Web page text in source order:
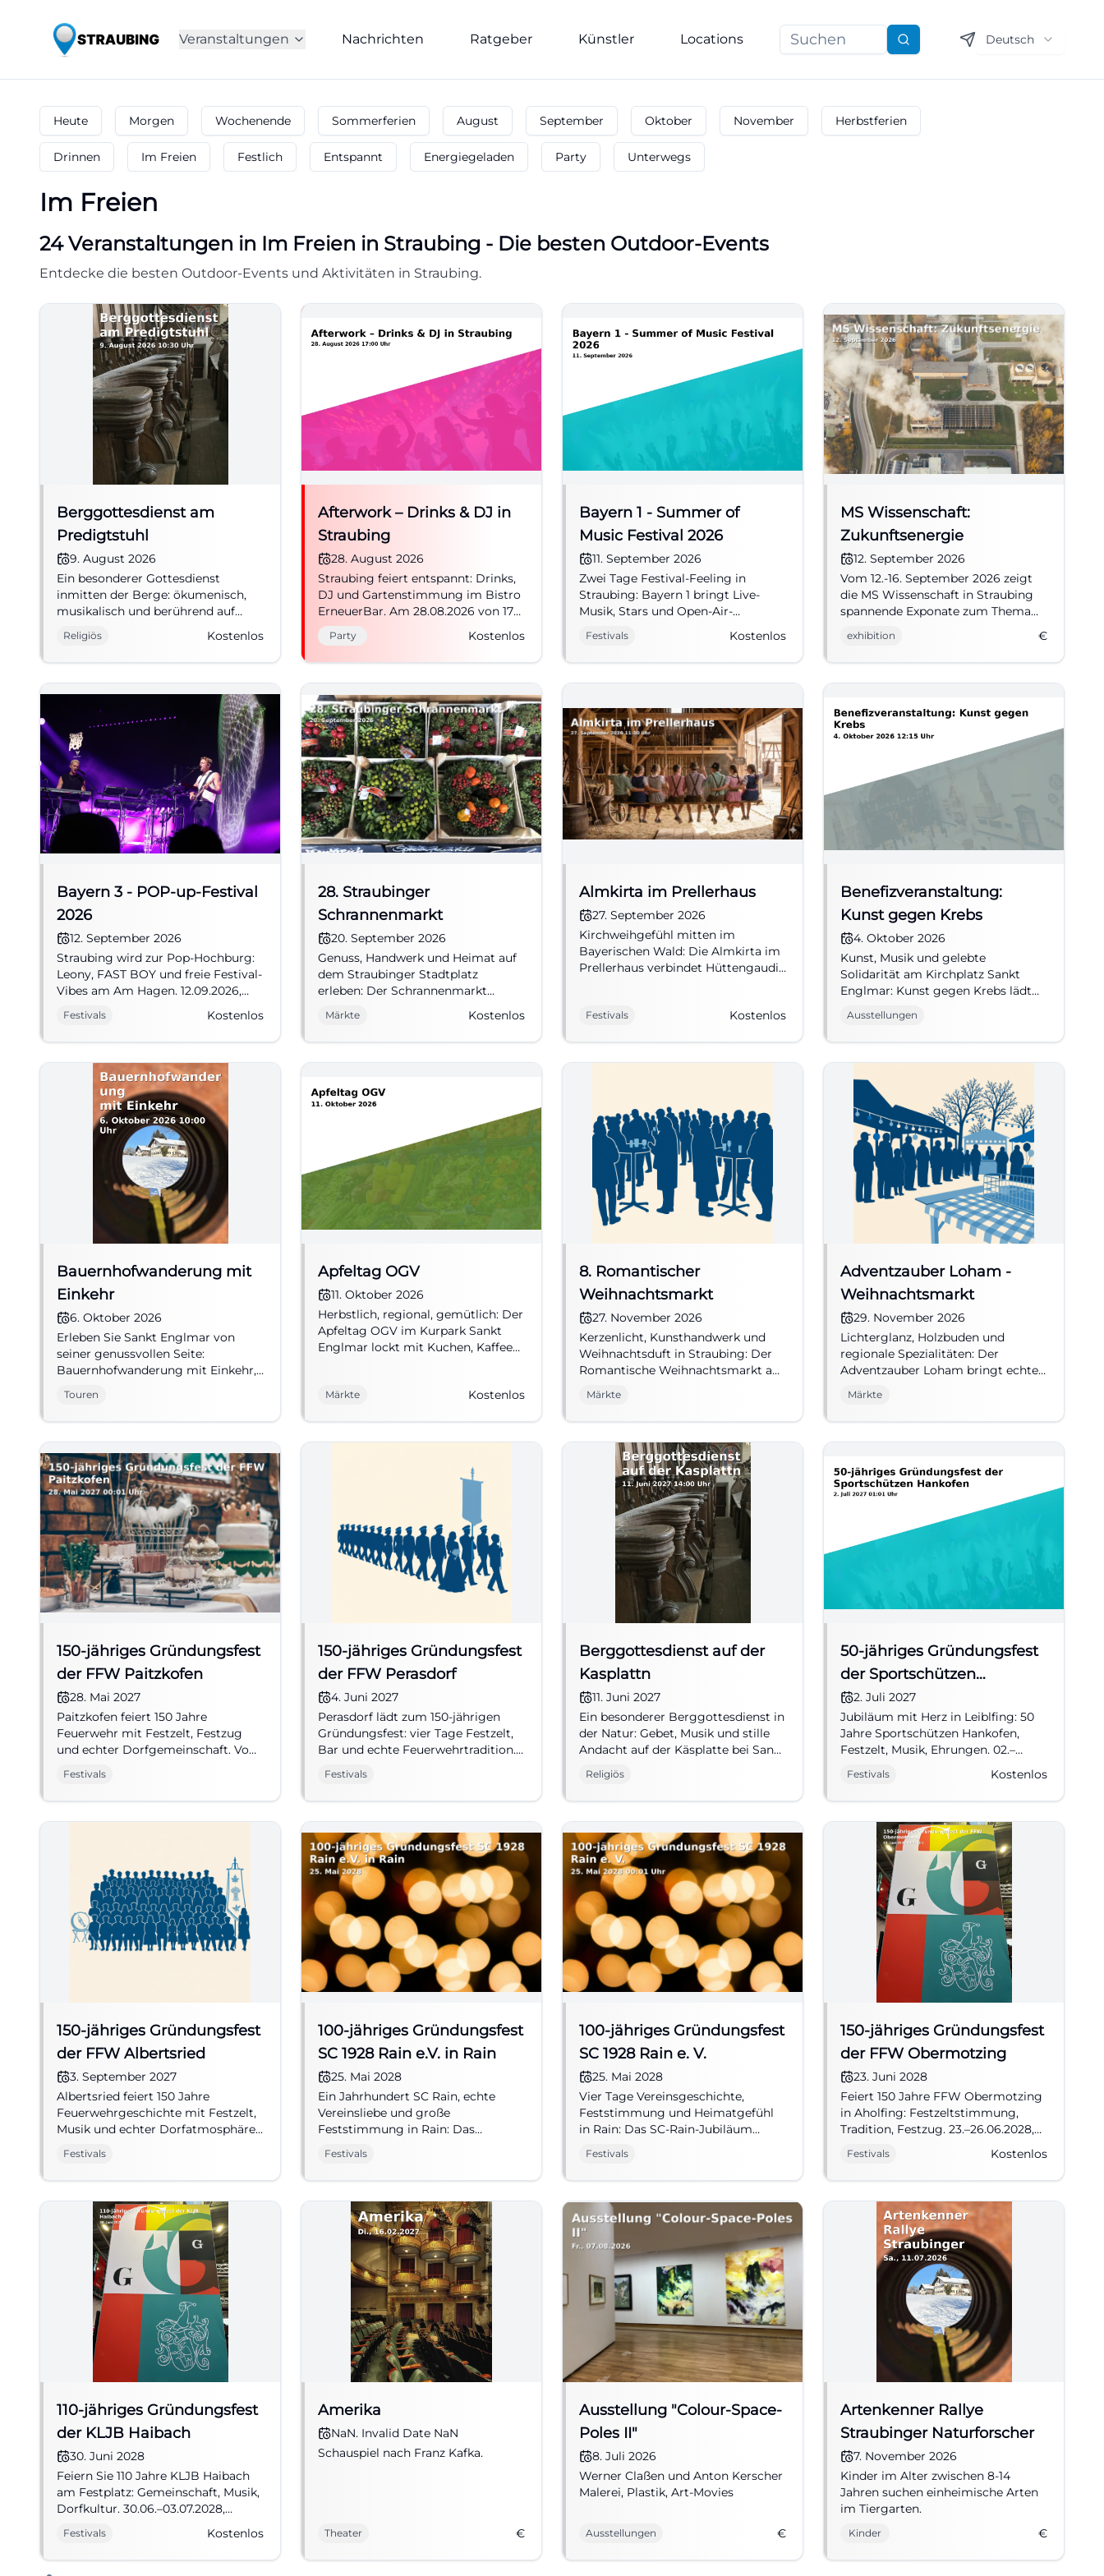
Veranstaltungen Nachrichten Ratgeber Künstler Locations Suchen Deutsch
Heute Morgen Wochenende Sommerferien August September Oktober November Herbstferien
Drinnen Im Freien Festlich Entspannt Energiegeladen Party Unterwegs
Im Freien
24 Veranstaltungen in Im Freien in Straubing - Die besten Outdoor-Events
Entdecke die besten Outdoor-Events und Aktivitäten in Straubing.
Berggottesdienst am
Predigtstuhl
9. August 2026
Ein besonderer Gottesdienst
inmitten der Berge: ökumenisch,
musikalisch und berührend auf
Eintritt frei. #GlaubeInDenBergen
Religiös Kostenlos
Afterwork – Drinks & DJ in
Straubing
28. August 2026
Straubing feiert entspannt: Drinks,
DJ und Gartenstimmung im Bistro
ErneuerBar. Am 28.08.2026 von 17
bis 20 Uhr, Eintritt frei. #Afterwork
Party Kostenlos
Bayern 1 - Summer of
Music Festival 2026
11. September 2026
Zwei Tage Festival-Feeling in
Straubing: Bayern 1 bringt Live-
Musik, Stars und Open-Air-
12.09.2026, Eintritt frei. #Straubing
#Festival
Festivals Kostenlos
MS Wissenschaft:
Zukunftsenergie
12. September 2026
Vom 12.-16. September 2026 zeigt
die MS Wissenschaft in Straubing
spannende Exponate zum Thema
frei!
exhibition €
Bayern 3 - POP-up-Festival
2026
12. September 2026
Straubing wird zur Pop-Hochburg:
Leony, FAST BOY und freie Festival-
Vibes am Am Hagen. 12.09.2026,
#Festival
Festivals Kostenlos
28. Straubinger
Schrannenmarkt
20. September 2026
Genuss, Handwerk und Heimat auf
dem Straubinger Stadtplatz
erleben: Der Schrannenmarkt
bringt regionale Spezialitäten und
Direktvermarkter zusammen.
Eintritt frei. #Straubing #Marktliebe
Märkte Kostenlos
Almkirta im Prellerhaus
27. September 2026
Kirchweihgefühl mitten im
Bayerischen Wald: Die Almkirta im
Prellerhaus verbindet Hüttengaudi,
Festivals Kostenlos
Benefizveranstaltung:
Kunst gegen Krebs
4. Oktober 2026
Kunst, Musik und gelebte
Solidarität am Kirchplatz Sankt
Englmar: Kunst gegen Krebs lädt
bewegenden Benefiztag ein.
#KulturMitHerz
Ausstellungen
Bauernhofwanderung mit
Einkehr
6. Oktober 2026
Erleben Sie Sankt Englmar von
seiner genussvollen Seite:
Bauernhofwanderung mit Einkehr,
Heimatmomente. 06.10.2026.
#BayerischerWald
Touren
Apfeltag OGV
11. Oktober 2026
Herbstlich, regional, gemütlich: Der
Apfeltag OGV im Kurpark Sankt
Englmar lockt mit Kuchen, Kaffee
#BayerischerWald
Märkte Kostenlos
8. Romantischer
Weihnachtsmarkt
27. November 2026
Kerzenlicht, Kunsthandwerk und
Weihnachtsduft in Straubing: Der
Romantische Weihnachtsmarkt am
Adventsmomenten ein. #Straubing
#Weihnachtsmarkt
Märkte
Adventzauber Loham -
Weihnachtsmarkt
29. November 2026
Lichterglanz, Holzbuden und
regionale Spezialitäten: Der
Adventzauber Loham bringt echte
Mariaposching. #Weihnachtsmarkt
#Advent
Märkte
150-jähriges Gründungsfest
der FFW Paitzkofen
28. Mai 2027
Paitzkofen feiert 150 Jahre
Feuerwehr mit Festzelt, Festzug
und echter Dorfgemeinschaft. Vom
#Feuerwehrfest
Festivals
150-jähriges Gründungsfest
der FFW Perasdorf
4. Juni 2027
Perasdorf lädt zum 150-jährigen
Gründungsfest: vier Tage Festzelt,
Bar und echte Feuerwehrtradition.
#Perasdorf #Feuerwehrfest
Festivals
Berggottesdienst auf der
Kasplattn
11. Juni 2027
Ein besonderer Berggottesdienst in
der Natur: Gebet, Musik und stille
Andacht auf der Käsplatte bei Sankt
#Glaube
Religiös
50-jähriges Gründungsfest
der Sportschützen
Hankofen
2. Juli 2027
Jubiläum mit Herz in Leiblfing: 50
Jahre Sportschützen Hankofen,
Festzelt, Musik, Ehrungen. 02.–
Gemeinschaft spüren, Tradition
feiern – komm vorbei! #Hankofen
Festivals Kostenlos
150-jähriges Gründungsfest
der FFW Albertsried
3. September 2027
Albertsried feiert 150 Jahre
Feuerwehrgeschichte mit Festzelt,
Musik und echter Dorfatmosphäre.
vormerken! #Bayern
Festivals
100-jähriges Gründungsfest
SC 1928 Rain e.V. in Rain
25. Mai 2028
Ein Jahrhundert SC Rain, echte
Vereinsliebe und große
Feststimmung in Rain: Das
emotionalen Community-Moment.
#Rain #Vereinsfest
Festivals
100-jähriges Gründungsfest
SC 1928 Rain e. V.
25. Mai 2028
Vier Tage Vereinsgeschichte,
Feststimmung und Heimatgefühl
in Rain: Das SC-Rain-Jubiläum
zusammen. #Vereinsfest
Festivals
150-jähriges Gründungsfest
der FFW Obermotzing
23. Juni 2028
Feiert 150 Jahre FFW Obermotzing
in Aholfing: Festzeltstimmung,
Tradition, Festzug. 23.–26.06.2028,
für die ganze Familie – kommt
vorbei! #Obermotzing
Festivals Kostenlos
110-jähriges Gründungsfest
der KLJB Haibach
30. Juni 2028
Feiern Sie 110 Jahre KLJB Haibach
am Festplatz: Gemeinschaft, Musik,
Dorfkultur. 30.06.–03.07.2028,
Erinnerungen schaffen. #Haibach
Festivals Kostenlos
Amerika
NaN. Invalid Date NaN
Schauspiel nach Franz Kafka.
Theater €
Ausstellung "Colour-Space-
Poles II"
8. Juli 2026
Werner Claßen und Anton Kerscher
Malerei, Plastik, Art-Movies
Ausstellungen €
Artenkenner Rallye
Straubinger Naturforscher
7. November 2026
Kinder im Alter zwischen 8-14
Jahren suchen einheimische Arten
im Tiergarten.
Kinder €